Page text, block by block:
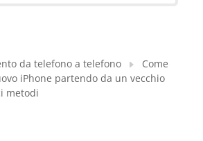
da telefono a telefono
Come
iPhone partendo da un vecchio
metodi